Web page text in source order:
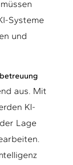
Systeme
und
aus. Mit
KI-
Lage